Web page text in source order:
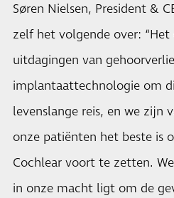
Søren Nielsen, President &
zelf het volgende over:
uitdagingen van
implantaattechnologie om
levenslange reis, en we zijn
onze patiënten het beste is
Cochlear voort te zetten.
in onze macht ligt om de